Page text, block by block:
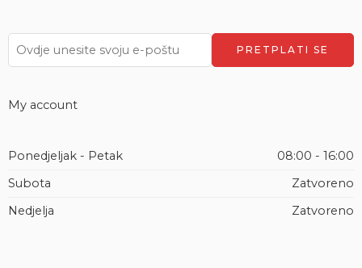
My account
Ponedjeljak - Petak
08:00 - 16:00
Subota
Zatvoreno
Nedjelja
Zatvoreno